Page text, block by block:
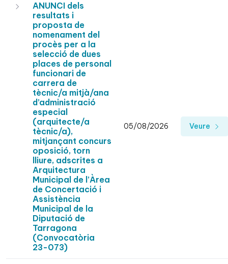
ANUNCI dels
resultats i
proposta de
nomenament del
procès per a la
selecció de dues
places de personal
funcionari de
carrera de
tècnic/a mitjà/ana
d’administració
especial
(arquitecte/a
tècnic/a),
mitjançant concurs
oposició, torn
lliure, adscrites a
Arquitectura
Municipal de l’Àrea
de Concertació i
Assistència
Municipal de la
Diputació de
Tarragona
(Convocatòria
23-073)
05/08/2026 Veure